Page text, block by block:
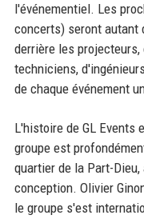
l'événementiel. Les
concerts) seront autant
derrière les
techniciens,
de chaque événement
L'histoire de GL Events
groupe est
quartier de la Part-
conception. Olivier
le groupe s'est